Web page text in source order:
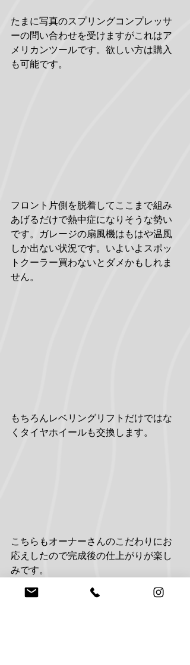
たまに写真のスプリングコンプレッサ
ーの問い合わせを受けますがこれはア
メリカンツールです。欲しい方は購入
も可能です。
フロント片側を脱着してここまで組み
あげるだけで熱中症になりそうな勢い
です。ガレージの扇風機はもはや温風
しか出ない状況です。いよいよスポッ
トクーラー買わないとダメかもしれま
せん。
もちろんレベリングリフトだけではな
くタイヤホイールも交換します。
こちらもオーナーさんのこだわりにお
応えしたので完成後の仕上がりが楽し
みです。
これからクルマの引き取りがあるので